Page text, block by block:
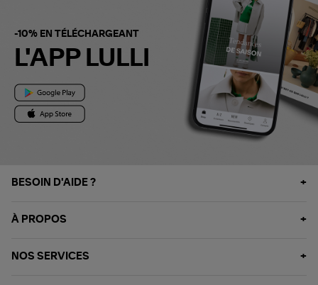
-10% EN TÉLÉCHARGEANT
L'APP LULLI
BESOIN D'AIDE ?
À PROPOS
NOS SERVICES